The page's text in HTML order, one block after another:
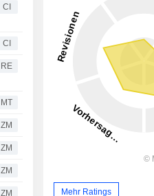
CI
CI
RE
MT
ZM
ZM
ZM
ZM Mehr Ratings